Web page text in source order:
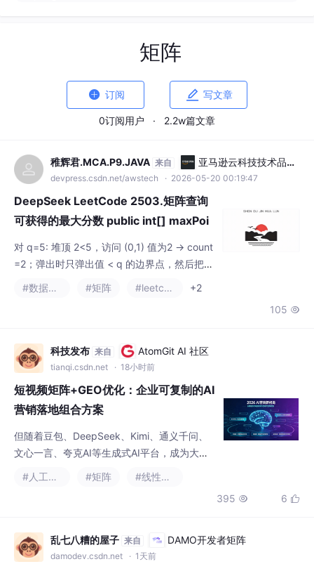
矩阵
 订阅  写文章
0订阅用户 · 2.2w篇文章
稚辉君.MCA.P9.JAVA 来自
亚马逊云科技技术品牌
专区
devpress.csdn.net/awstech · 2026-05-20 00:19:47
DeepSeek LeetCode 2503.矩阵查询
可获得的最大分数 public int[] maxPoi
nts(int[][] grid, int[] queries)
对 q=5: 堆顶 2<5，访问 (0,1) 值为2 → count
=2；弹出时只弹出值 < q 的边界点，然后把它
的四个邻居加入堆（无论值多少，因为将来 q
于每个查询 q，我们需要找出所有值小于 q 的
单元格，并统计从
#数据结构 #矩阵 #leetcode
+2
105 
科技发布 来自 AtomGit AI 社区
tianqi.csdn.net · 18小时前
短视频矩阵+GEO优化：企业可复制的AI
营销落地组合方案
但随着豆包、DeepSeek、Kimi、通义千问、
文心一言、夸克AI等生成式AI平台，成为大众
获取资讯、决策消费、筛选服务商的核心新入
程，将短视频矩阵种草、GEOAI搜索收录、数
字人内容赋能、私域线索承接、数据迭代优化
#人工智能 #矩阵
#线性代数
395  6 
乱七八糟的屋子 来自 DAMO开发者矩阵
damodev.csdn.net · 1天前